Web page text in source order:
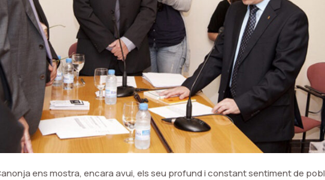
ens mostra, encara avui, els seu profund i constant sentiment de